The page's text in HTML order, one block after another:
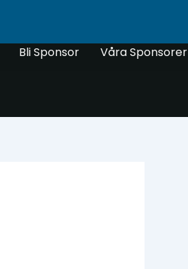
Bli Sponsor Våra Sponsorer